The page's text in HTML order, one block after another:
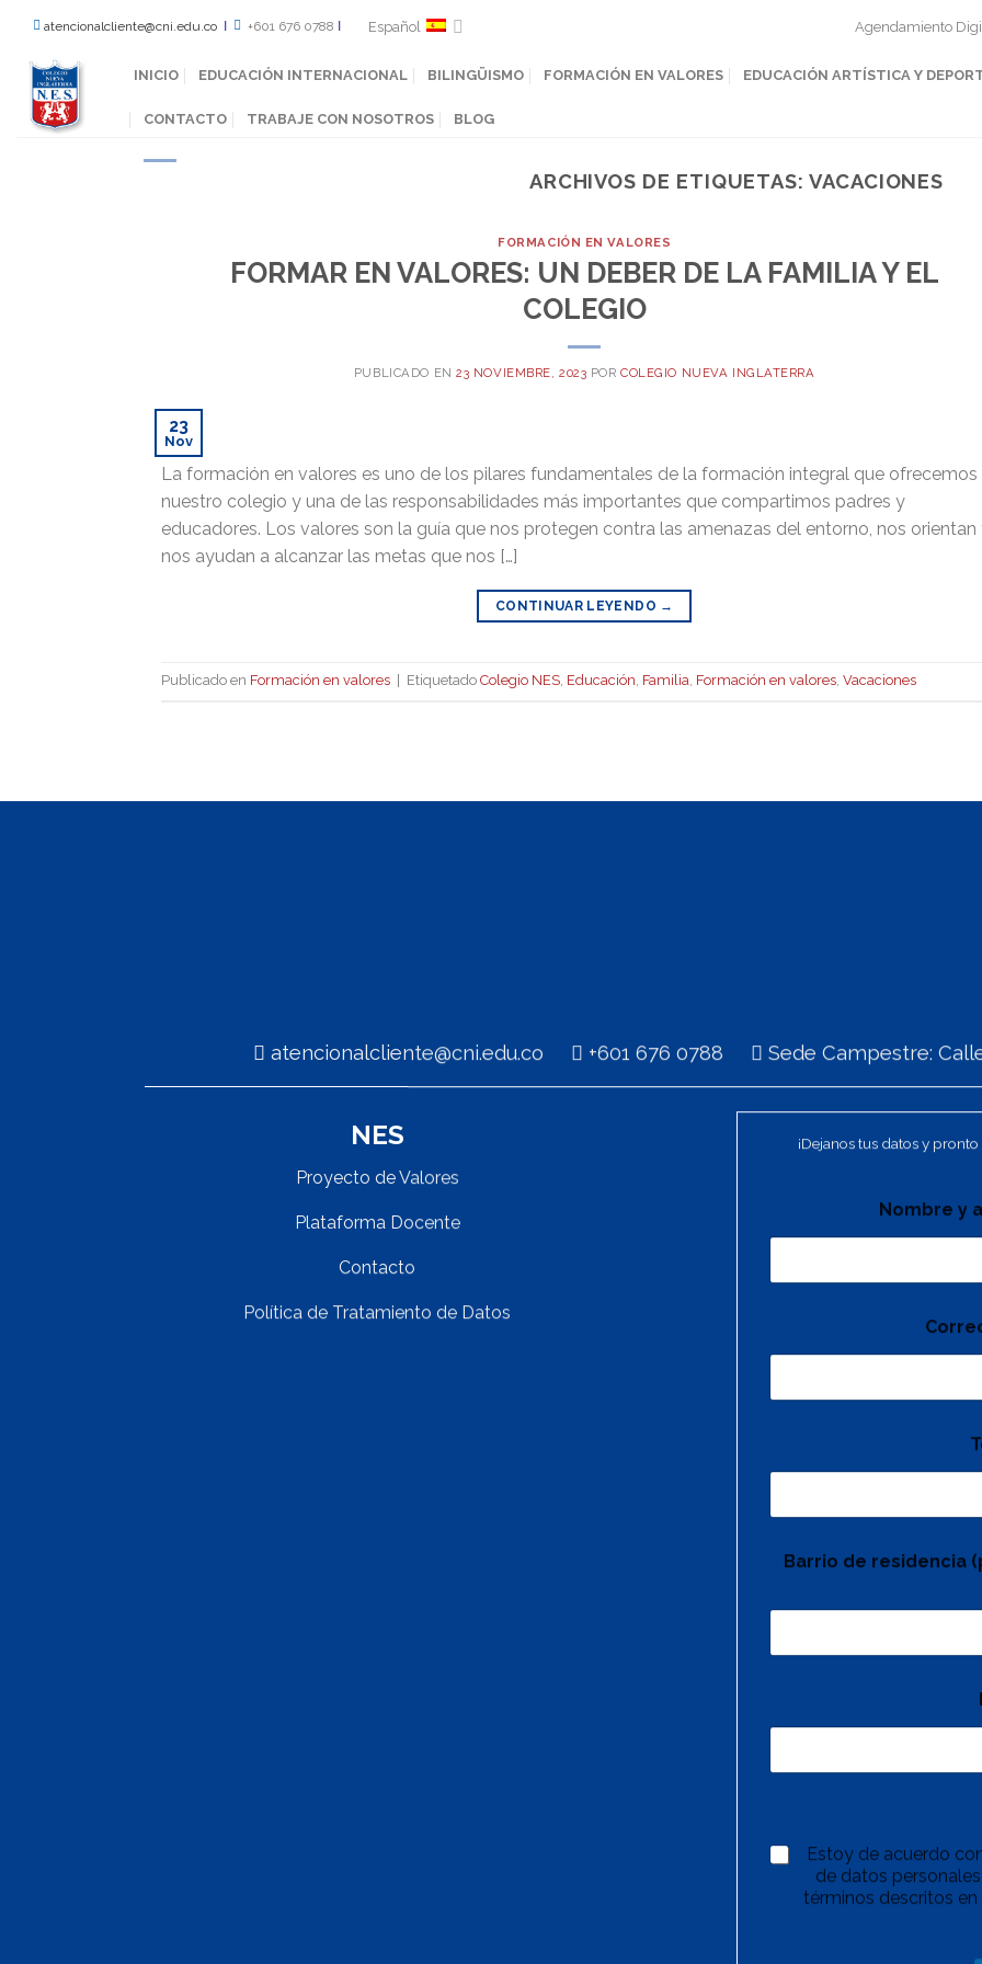
atencionalcliente@cni.edu.co +601 676 0788 Español Agendamiento
INICIO EDUCACIÓN INTERNACIONAL BILINGÜISMO FORMACIÓN EN VALORES EDUCACIÓN ARTÍSTICA Y
CONTACTO TRABAJE CON NOSOTROS BLOG
ARCHIVOS DE ETIQUETAS: VACACIONES
FORMACIÓN EN VALORES
FORMAR EN VALORES: UN DEBER DE LA FAMILIA Y EL
COLEGIO
PUBLICADO EN23 NOVIEMBRE, 2023 PORCOLEGIO NUEVA INGLATERRA
23
Nov
La formación en valores es uno de los pilares fundamentales de la formación integral que ofrecemos
nuestro colegio y una de las responsabilidades más importantes que compartimos padres y
educadores. Los valores son la guía que nos protegen contra las amenazas del entorno, nos orientan
nos ayudan a alcanzar las metas que nos […]
CONTINUAR LEYENDO →
Publicado en Formación en valores Etiquetado Colegio NES, Educación, Familia, Formación en valores, Vacaciones
atencionalcliente@cni.edu.co +601 676 0788 Sede Campestre:
NES
Proyecto de Valores
Plataforma Docente
Contacto
Política de Tratamiento de Datos
¡Dejanos tus datos y
Nombre y
Barrio de residencia
Estoy de acuerdo
de datos
términos descritos